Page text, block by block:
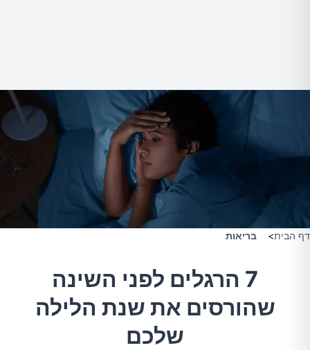
דף הבית> בריאות
7 הרגלים לפני השינה
שהורסים את שנת הלילה
שלכם